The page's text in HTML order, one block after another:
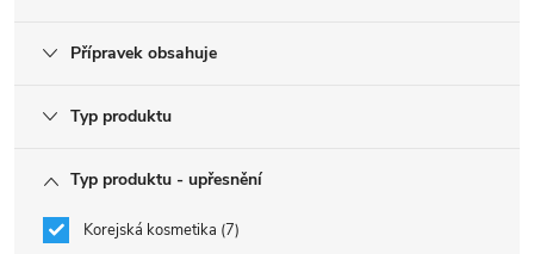
Přípravek obsahuje
Typ produktu
Typ produktu - upřesnění
Korejská kosmetika 7